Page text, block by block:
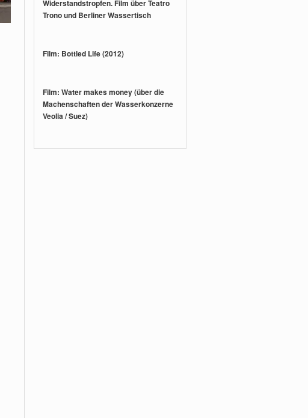
Widerstandstropfen. Film über Teatro
Trono und Berliner Wassertisch
Film: Bottled Life (2012)
Film: Water makes money (über die
Machenschaften der Wasserkonzerne
Veolia / Suez)